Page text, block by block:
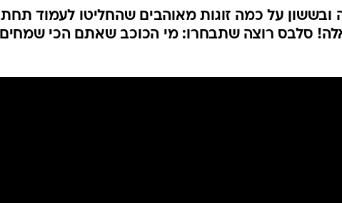
על כמה זוגות מאוהבים שהחליטו לעמוד תחת
סלבס רוצה שתבחרו: מי הכוכב שאתם הכי שמחים